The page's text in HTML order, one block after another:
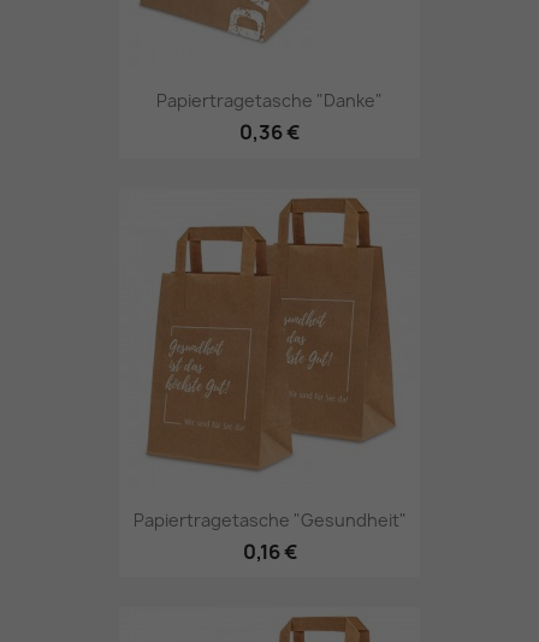
Papiertragetasche "Danke"
0,36 €
Papiertragetasche "Gesundheit"
0,16 €